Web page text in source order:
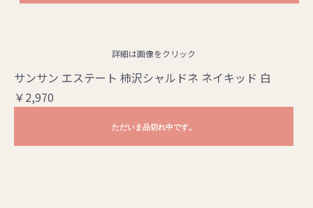
詳細は画像をクリック
サンサン エステート 柿沢シャルドネ ネイキッド 白
￥2,970
ただいま品切れ中です。